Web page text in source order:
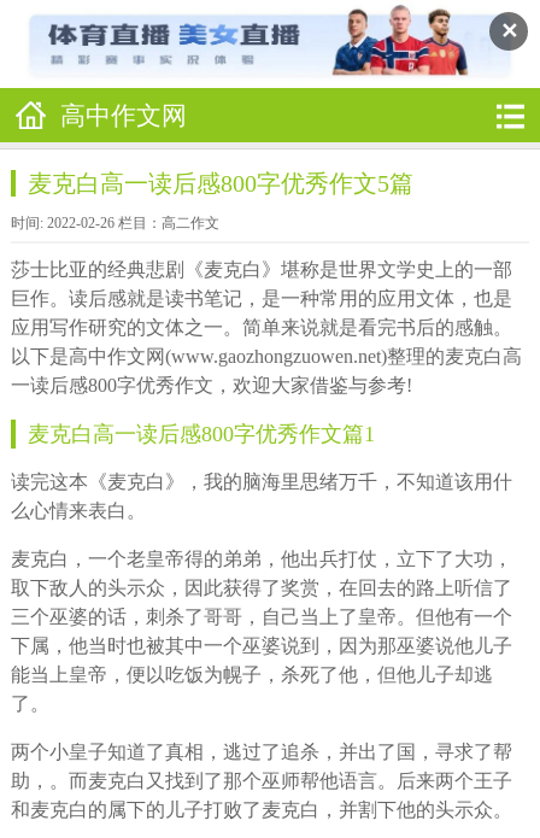
✕
高中作文网
麦克白高一读后感800字优秀作文5篇
时间: 2022-02-26 栏目： 高二作文
莎士比亚的经典悲剧《麦克白》堪称是世界文学史上的一部
巨作。读后感就是读书笔记，是一种常用的应用文体，也是
应用写作研究的文体之一。简单来说就是看完书后的感触。
以下是高中作文网(www.gaozhongzuowen.net)整理的麦克白高
一读后感800字优秀作文，欢迎大家借鉴与参考!
麦克白高一读后感800字优秀作文篇1
读完这本《麦克白》，我的脑海里思绪万千，不知道该用什
么心情来表白。
麦克白，一个老皇帝得的弟弟，他出兵打仗，立下了大功，
取下敌人的头示众，因此获得了奖赏，在回去的路上听信了
三个巫婆的话，刺杀了哥哥，自己当上了皇帝。但他有一个
下属，他当时也被其中一个巫婆说到，因为那巫婆说他儿子
能当上皇帝，便以吃饭为幌子，杀死了他，但他儿子却逃
了。
两个小皇子知道了真相，逃过了追杀，并出了国，寻求了帮
助，。而麦克白又找到了那个巫师帮他语言。后来两个王子
和麦克白的属下的儿子打败了麦克白，并割下他的头示众。